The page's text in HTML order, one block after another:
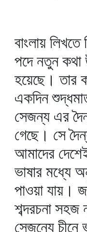
বাংলায়
পদে নতুন কথা
হয়েছে। তার
একদিন
সেজন্য এর
গেছে। সে
আমাদের
ভাষার মধ্যে
পাওয়া যায়।
শব্দরচনা সহজ
সেজন্যে চীনে